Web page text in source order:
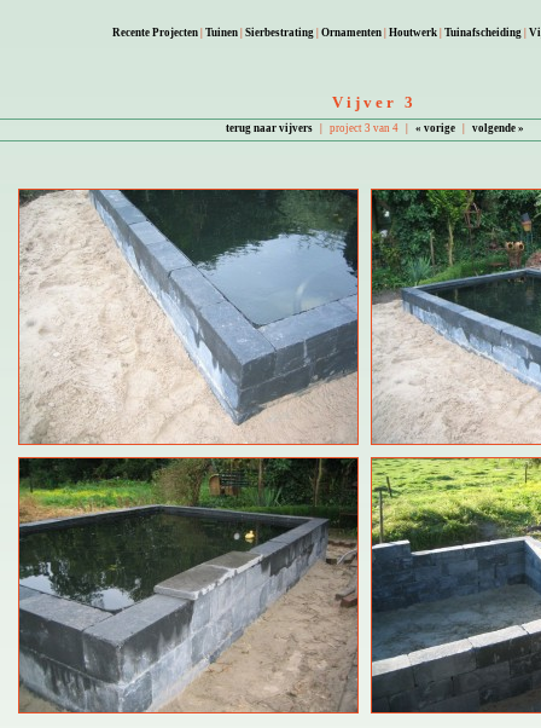
Recente Projecten Tuinen Sierbestrating Ornamenten Houtwerk Tuinafscheiding
Vijver 3
terug naar vijvers| project 3 van 4| « vorige| volgende »